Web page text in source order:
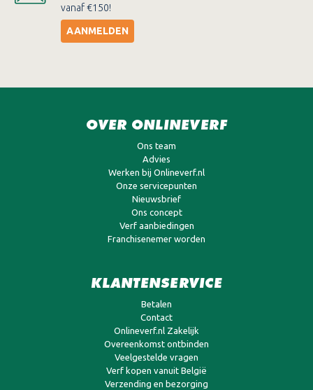
vanaf €150!
AANMELDEN
OVER ONLINEVERF
Ons team
Advies
Werken bij Onlineverf.nl
Onze servicepunten
Nieuwsbrief
Ons concept
Verf aanbiedingen
Franchisenemer worden
KLANTENSERVICE
Betalen
Contact
Onlineverf.nl Zakelijk
Overeenkomst ontbinden
Veelgestelde vragen
Verf kopen vanuit België
Verzending en bezorging